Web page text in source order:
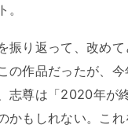
振り返って、改め
の作品だったが、
志尊は「2020年が
かもしれない。こ